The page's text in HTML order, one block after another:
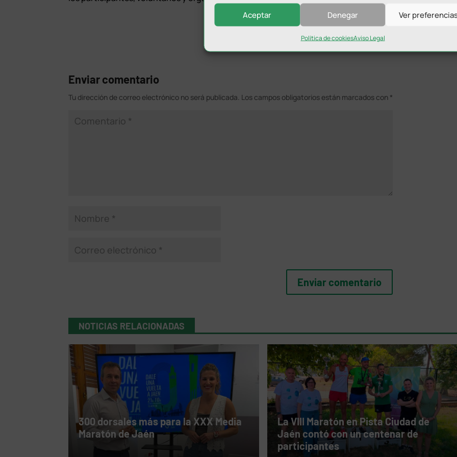
Aceptar Denegar Ver
Política de cookiesAviso Legal
Enviar comentario
Tu dirección de correo electrónico no será publicada. Los campos obligatorios están marcados con *
NOTICIAS RELACIONADAS
300 dorsales más para la XXX Media
Maratón de Jaén
La VIII Maratón en Pista Ciudad de
Jaén contó con un centenar de
participantes